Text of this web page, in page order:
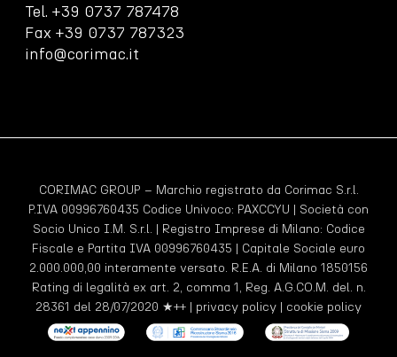
Tel. +39 0737 787478
Fax +39 0737 787323
info@corimac.it
CORIMAC GROUP – Marchio registrato da Corimac S.r.l.
P.IVA 00996760435 Codice Univoco: PAXCCYU | Società con
Socio Unico I.M. S.r.l. | Registro Imprese di Milano: Codice
Fiscale e Partita IVA 00996760435 | Capitale Sociale euro
2.000.000,00 interamente versato. R.E.A. di Milano 1850156
Rating di legalità ex art. 2, comma 1, Reg. A.G.CO.M. del. n.
28361 del 28/07/2020 ★++ | privacy policy | cookie policy